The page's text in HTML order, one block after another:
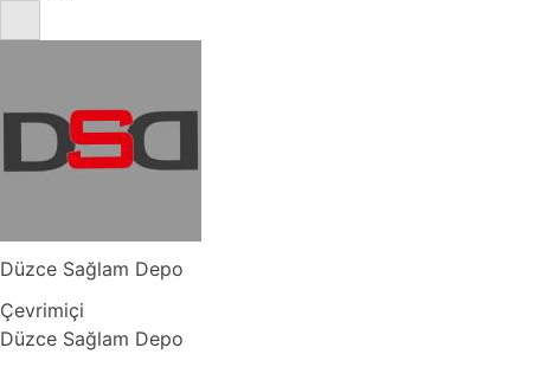
Düzce Sağlam Depo
Çevrimiçi
Düzce Sağlam Depo